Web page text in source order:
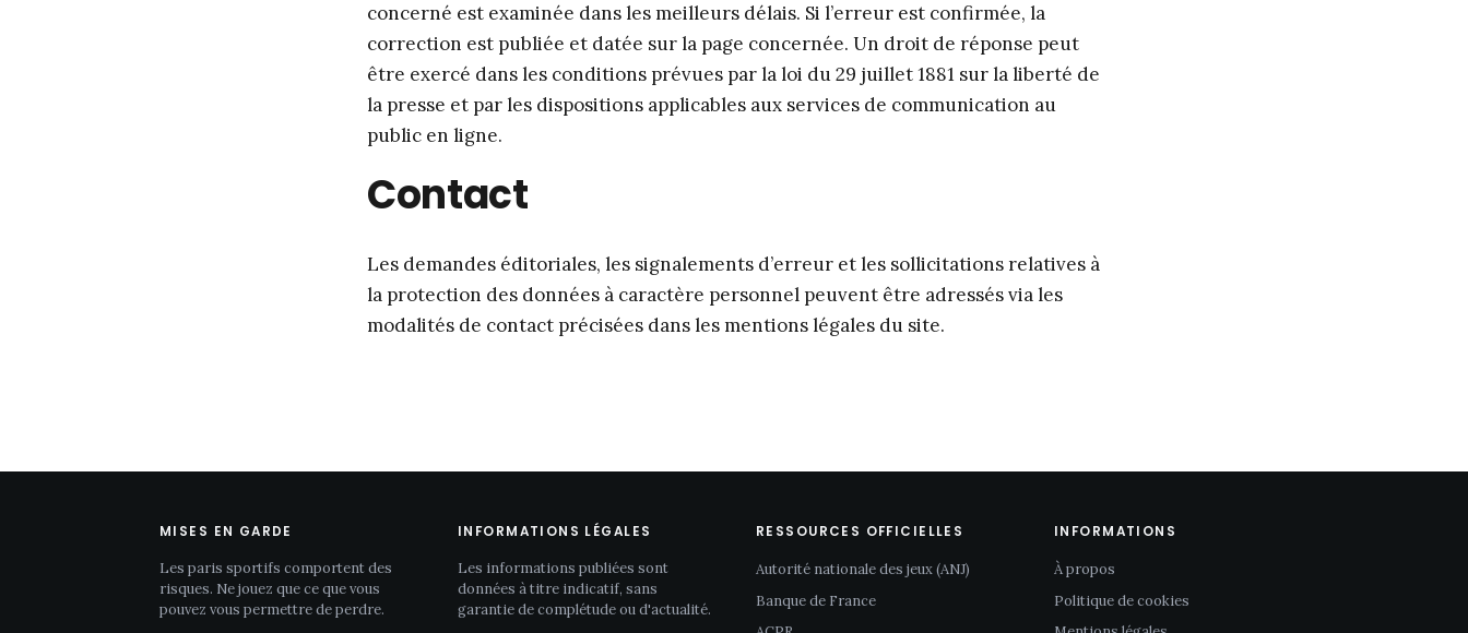
concerné est examinée dans les meilleurs délais. Si l’erreur est confirmée, la
correction est publiée et datée sur la page concernée. Un droit de réponse peut
être exercé dans les conditions prévues par la loi du 29 juillet 1881 sur la liberté de
la presse et par les dispositions applicables aux services de communication au
public en ligne.
Contact
Les demandes éditoriales, les signalements d’erreur et les sollicitations relatives à
la protection des données à caractère personnel peuvent être adressés via les
modalités de contact précisées dans les mentions légales du site.
MISES EN GARDE
Les paris sportifs comportent des
risques. Ne jouez que ce que vous
pouvez vous permettre de perdre.
INFORMATIONS LÉGALES
Les informations publiées sont
données à titre indicatif, sans
garantie de complétude ou d'actualité.
RESSOURCES OFFICIELLES
Autorité nationale des jeux (ANJ)
Banque de France
INFORMATIONS
À propos
Politique de cookies